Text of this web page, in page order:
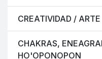
CREATIVIDAD / ARTE
CHAKRAS,
HO'OPONOPON